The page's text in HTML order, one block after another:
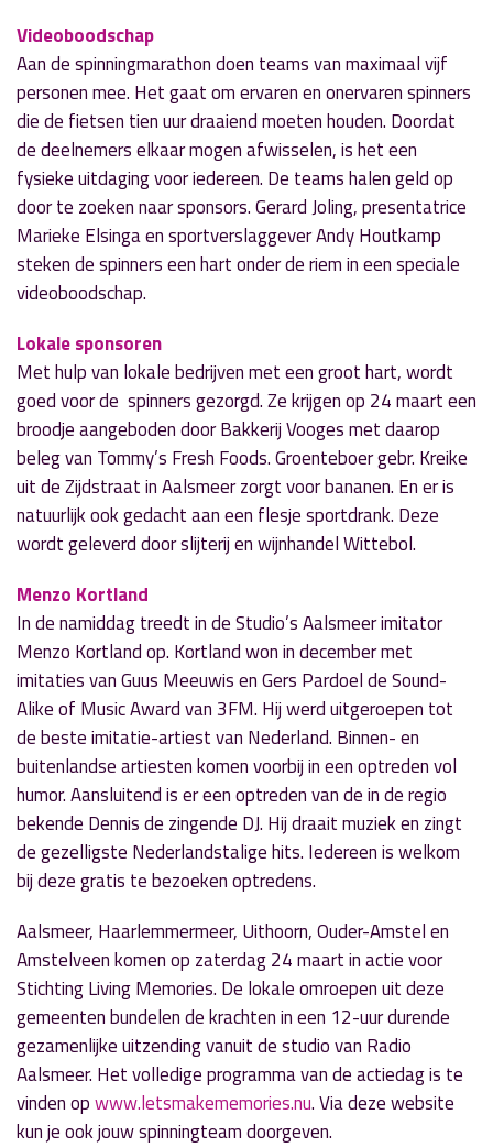
Videoboodschap
Aan de spinningmarathon doen teams van maximaal vijf
personen mee. Het gaat om ervaren en onervaren spinners
die de fietsen tien uur draaiend moeten houden. Doordat
de deelnemers elkaar mogen afwisselen, is het een
fysieke uitdaging voor iedereen. De teams halen geld op
door te zoeken naar sponsors. Gerard Joling, presentatrice
Marieke Elsinga en sportverslaggever Andy Houtkamp
steken de spinners een hart onder de riem in een speciale
videoboodschap.
Lokale sponsoren
Met hulp van lokale bedrijven met een groot hart, wordt
goed voor de spinners gezorgd. Ze krijgen op 24 maart een
broodje aangeboden door Bakkerij Vooges met daarop
beleg van Tommy’s Fresh Foods. Groenteboer gebr. Kreike
uit de Zijdstraat in Aalsmeer zorgt voor bananen. En er is
natuurlijk ook gedacht aan een flesje sportdrank. Deze
wordt geleverd door slijterij en wijnhandel Wittebol.
Menzo Kortland
In de namiddag treedt in de Studio’s Aalsmeer imitator
Menzo Kortland op. Kortland won in december met
imitaties van Guus Meeuwis en Gers Pardoel de Sound-
Alike of Music Award van 3FM. Hij werd uitgeroepen tot
de beste imitatie-artiest van Nederland. Binnen- en
buitenlandse artiesten komen voorbij in een optreden vol
humor. Aansluitend is er een optreden van de in de regio
bekende Dennis de zingende DJ. Hij draait muziek en zingt
de gezelligste Nederlandstalige hits. Iedereen is welkom
bij deze gratis te bezoeken optredens.
Aalsmeer, Haarlemmermeer, Uithoorn, Ouder-Amstel en
Amstelveen komen op zaterdag 24 maart in actie voor
Stichting Living Memories. De lokale omroepen uit deze
gemeenten bundelen de krachten in een 12-uur durende
gezamenlijke uitzending vanuit de studio van Radio
Aalsmeer. Het volledige programma van de actiedag is te
vinden opwww.letsmakememories.nu. Via deze website
kun je ook jouw spinningteam doorgeven.